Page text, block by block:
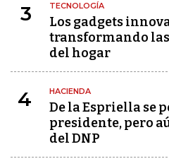
3 TECNOLOGÍA
Los gadgets
transformando
del hogar
4 HACIENDA
De la Espriella se
presidente, pero
del DNP